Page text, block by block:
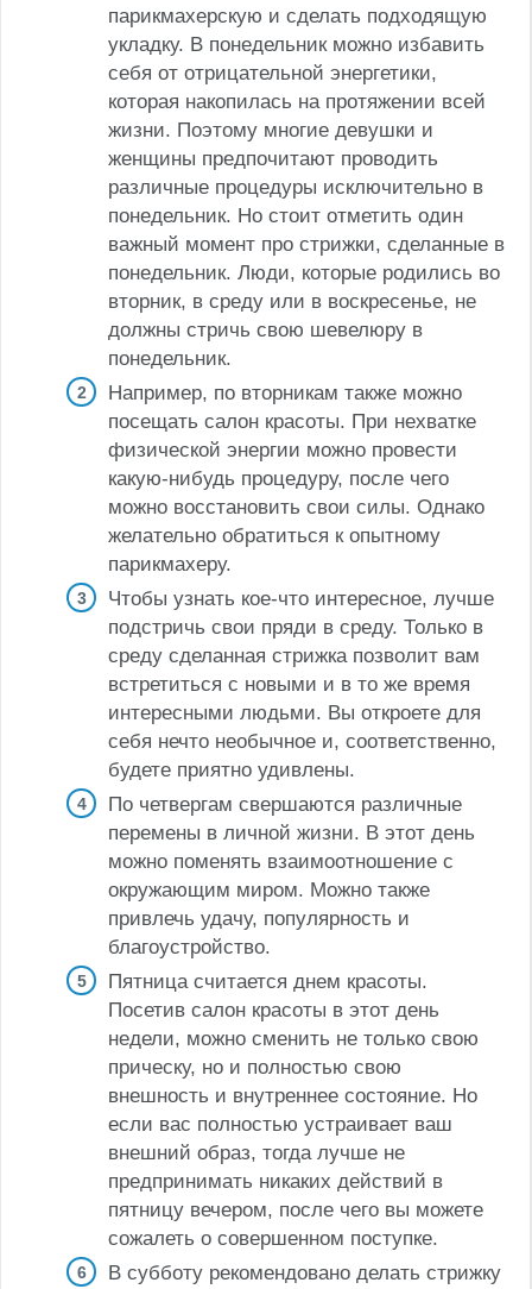
парикмахерскую и сделать подходящую
укладку. В понедельник можно избавить
себя от отрицательной энергетики,
которая накопилась на протяжении всей
жизни. Поэтому многие девушки и
женщины предпочитают проводить
различные процедуры исключительно в
понедельник. Но стоит отметить один
важный момент про стрижки, сделанные в
понедельник. Люди, которые родились во
вторник, в среду или в воскресенье, не
должны стричь свою шевелюру в
понедельник.
Например, по вторникам также можно
посещать салон красоты. При нехватке
физической энергии можно провести
какую-нибудь процедуру, после чего
можно восстановить свои силы. Однако
желательно обратиться к опытному
парикмахеру.
Чтобы узнать кое-что интересное, лучше
подстричь свои пряди в среду. Только в
среду сделанная стрижка позволит вам
встретиться с новыми и в то же время
интересными людьми. Вы откроете для
себя нечто необычное и, соответственно,
будете приятно удивлены.
По четвергам свершаются различные
перемены в личной жизни. В этот день
можно поменять взаимоотношение с
окружающим миром. Можно также
привлечь удачу, популярность и
благоустройство.
Пятница считается днем красоты.
Посетив салон красоты в этот день
недели, можно сменить не только свою
прическу, но и полностью свою
внешность и внутреннее состояние. Но
если вас полностью устраивает ваш
внешний образ, тогда лучше не
предпринимать никаких действий в
пятницу вечером, после чего вы можете
сожалеть о совершенном поступке.
В субботу рекомендовано делать стрижку